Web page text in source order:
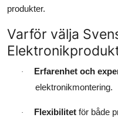
produkter.
Varför välja
· Erfarenhet och
elektronikmontering.
· Flexibilitet för både